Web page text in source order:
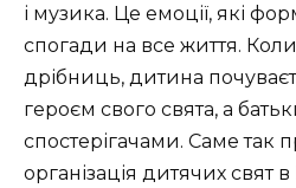
і музика. Це емоції, які
спогади на все життя.
дрібниць, дитина
героєм свого свята, а
спостерігачами. Саме так
організація дитячих свят